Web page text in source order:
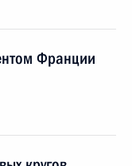
Франции